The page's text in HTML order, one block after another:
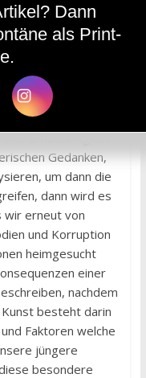
einfach ignorieren.
einem absoluten
zu
unseren Blick auf
lenken.
wird eines ganz
Ernsthaftigkeit
Gedanken,
um dann die
dann wird es
wir erneut von
und Korruption
heimgesucht
einer
nachdem
besteht darin
Faktoren welche
jüngere
besondere
Dann
als Print-